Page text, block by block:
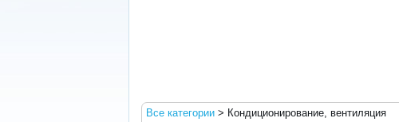
Все категории > Кондиционирование, вентиляция